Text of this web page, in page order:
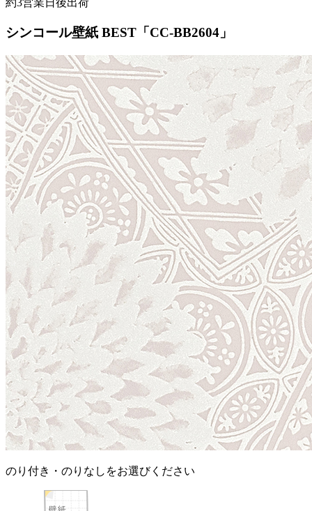
約3営業日後出荷
シンコール壁紙 BEST「CC-BB2604」
のり付き・のりなしをお選びください